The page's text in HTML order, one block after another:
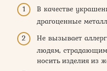
В качестве
драгоценные
Не вызывает
людям, страдающим
носить изделия из